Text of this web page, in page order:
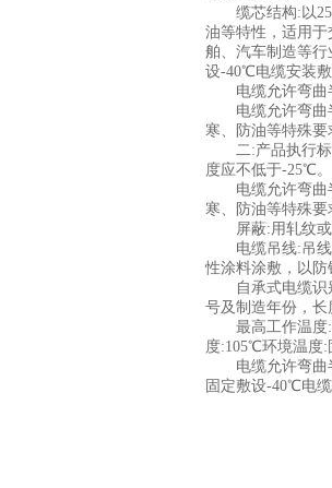
缆芯结构:以25
油等特性，适用
舶、汽车制造等
设-40℃电缆安装
电缆允许弯曲半
电缆允许弯曲半
寒、防油等特殊要
二:产品执行标
度应不低于-25℃。
电缆允许弯曲半
寒、防油等特殊要
屏蔽:用轧纹或不
电缆吊线:吊线为
性涂料涂敷，以防
自承式电缆识别
号及制造年份，长
最高工作温度
度:105℃环境温度:
电缆允许弯曲半
固定敷设-40℃电